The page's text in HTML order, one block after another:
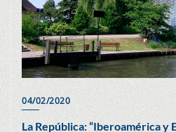
04/02/2020
La República: “Iberoamérica y